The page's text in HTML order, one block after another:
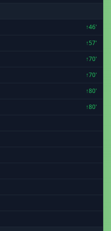
↑46'
↑57'
↑70'
↑70'
↑80'
↑80'